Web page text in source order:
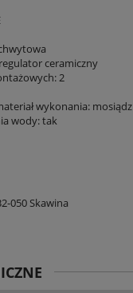
ceramiczny
2
wykonania: mosiądz
wody: tak
050 Skawina